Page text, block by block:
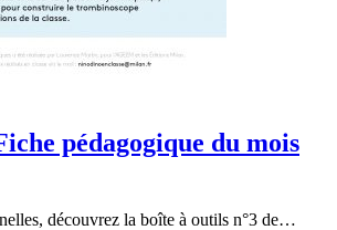
pédagogique du mois
découvrez la boîte à outils n°3 de…